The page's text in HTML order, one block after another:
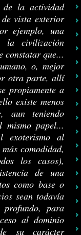
de la actividad
vista exterior
ejemplo, una
la civilización
constatar que...
o, mejor
otra parte, allí
propiamente a
existe menos
aun teniendo
mismo papel...
exoterismo al
comodidad,
los casos),
de una
como base o
sean todavía
para
al dominio
su carácter